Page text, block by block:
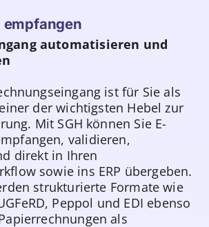
empfangen
automatisieren und
ist für Sie als
der wichtigsten Hebel zur
Mit SGH können Sie E-
validieren,
direkt in Ihren
sowie ins ERP übergeben.
strukturierte Formate wie
Peppol und EDI ebenso
als